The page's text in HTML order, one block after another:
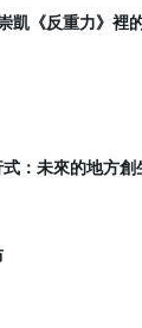
凱《反重力》裡
：未來的地方創